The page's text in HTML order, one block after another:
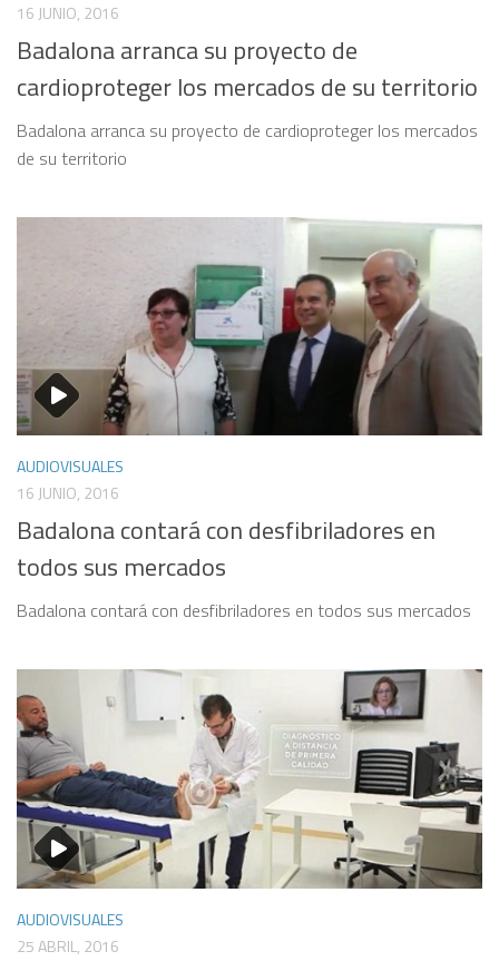
16 JUNIO, 2016
Badalona arranca su proyecto de
cardioproteger los mercados de su territorio
Badalona arranca su proyecto de cardioproteger los mercados
de su territorio
AUDIOVISUALES
16 JUNIO, 2016
Badalona contará con desfibriladores en
todos sus mercados
Badalona contará con desfibriladores en todos sus mercados
AUDIOVISUALES
25 ABRIL, 2016